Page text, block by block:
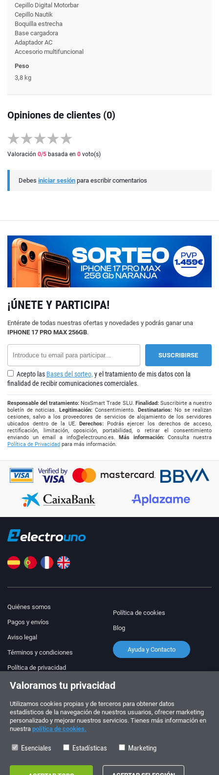
Cepillo Digital Motorbar
Cepillo Nautik
Boquilla estrecha
Base cargadora
Adaptador AC
Accesorio multifuncional
Peso
3,8 kg
Opiniones de clientes (0)
Valoración 0/5 basada en 0 voto(s)
Debes iniciar sesión para escribir comentarios
¡ÚNETE Y PARTICIPA!
Entérate de todas nuestras ofertas y novedades y podrás ganar una
IPHONE 17 PRO MAX 256GB.
Acepto las Bases del sorteo, y el tratamiento de mis datos con la
finalidad de recibir comunicaciones comerciales.
Responsable del tratamiento: NoxSmart Trade SLU. Finalidad:Suscribirte a nuestro
boletín de noticias. Legitimación:Consentimiento. Destinatarios:No se realizan
cesiones, salvo a los proveedores de servicios de alojamiento de los servidores
ubicados dentro de la UE.Derechos: Podrás ejercer los derechos de acceso,
rectificación, limitación, oposición, portabilidad, o retirar el consentimiento
enviando un email a info@electrouno.es.Más información:Consulta nuestra
Política de Privacidad para más información.
Quiénes somos
Pagos y envíos
Aviso legal
Términos y condiciones
Política de privacidad
Política de cookies
Blog
Ayuda y Contacto
PEDIDOS Y CONSULTAS
+34 910 600 459
+34 622 219 640
HORARIO DE VERANO
¡Síguenos!
Copyright © 2026 - electrouno.es, propiedad de NoxSmart Trade, SLU - CIF:
Valoramos tu privacidad
Utilizamos cookies propias y de terceros para obtener datos
estadísticos de la navegación de nuestros usuarios, ofrecer marketing
personalizado y mejorar nuestros servicios. Tienes más información en
nuestra política de cookies.
Esenciales Estadísticas Marketing